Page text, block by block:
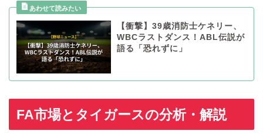
【衝撃】39歳消防士ケネリー、
WBCラストダンス！ABL伝説が
語る「恐れずに」
FA市場とタイガースの分析・解説